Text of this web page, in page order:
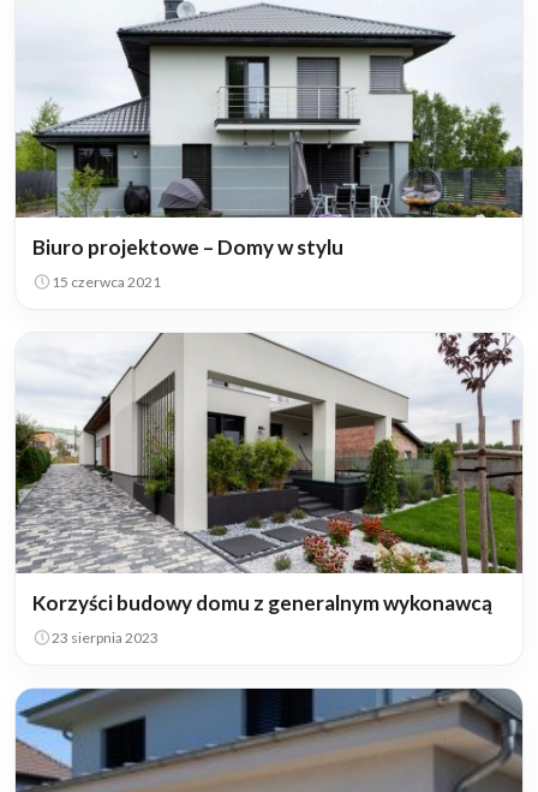
Biuro projektowe – Domy w stylu
15 czerwca 2021
Korzyści budowy domu z generalnym wykonawcą
23 sierpnia 2023